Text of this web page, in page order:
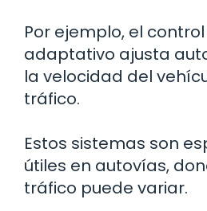
Por ejemplo, el
adaptativo ajusta
la velocidad del
tráfico.
Estos sistemas son
útiles en autovías,
tráfico puede variar.